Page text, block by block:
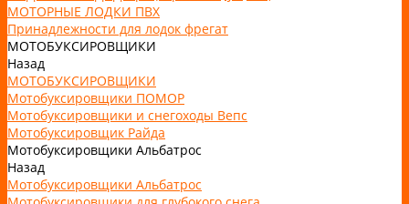
МОТОРНЫЕ ЛОДКИ ПВХ
Принадлежности для лодок фрегат
МОТОБУКСИРОВЩИКИ
Назад
МОТОБУКСИРОВЩИКИ
Мотобуксировщики ПОМОР
Мотобуксировщики и снегоходы Вепс
Мотобуксировщик Райда
Мотобуксировщики Альбатрос
Назад
Мотобуксировщики Альбатрос